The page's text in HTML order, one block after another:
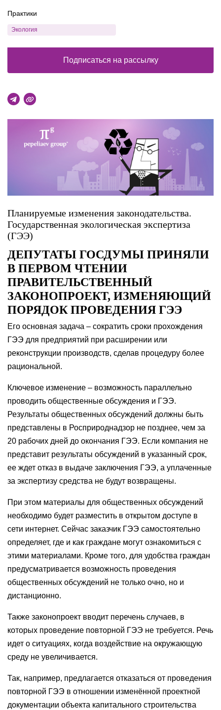
Планируемые изменения законодательства.
Государственная экологическая экспертиза
(ГЭЭ)
ДЕПУТАТЫ ГОСДУМЫ ПРИНЯЛИ
В ПЕРВОМ ЧТЕНИИ
ПРАВИТЕЛЬСТВЕННЫЙ
ЗАКОНОПРОЕКТ, ИЗМЕНЯЮЩИЙ
ПОРЯДОК ПРОВЕДЕНИЯ ГЭЭ
Его основная задача – сократить сроки прохождения
ГЭЭ для предприятий при расширении или
реконструкции производств, сделав процедуру более
рациональной.
Ключевое изменение – возможность параллельно
проводить общественные обсуждения и ГЭЭ.
Результаты общественных обсуждений должны быть
представлены в Росприроднадзор не позднее, чем за
20 рабочих дней до окончания ГЭЭ. Если компания не
представит результаты обсуждений в указанный срок,
ее ждет отказ в выдаче заключения ГЭЭ, а уплаченные
за экспертизу средства не будут возвращены.
При этом материалы для общественных обсуждений
необходимо будет разместить в открытом доступе в
сети интернет. Сейчас заказчик ГЭЭ самостоятельно
определяет, где и как граждане могут ознакомиться с
этими материалами. Кроме того, для удобства граждан
предусматривается возможность проведения
общественных обсуждений не только очно, но и
дистанционно.
Также законопроект вводит перечень случаев, в
которых проведение повторной ГЭЭ не требуется. Речь
идет о ситуациях, когда воздействие на окружающую
среду не увеличивается.
Так, например, предлагается отказаться от проведения
повторной ГЭЭ в отношении изменённой проектной
документации объекта капитального строительства
Практики
Экология
Подписаться на рассылку